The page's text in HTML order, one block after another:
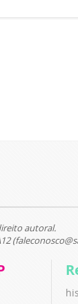
autoral.